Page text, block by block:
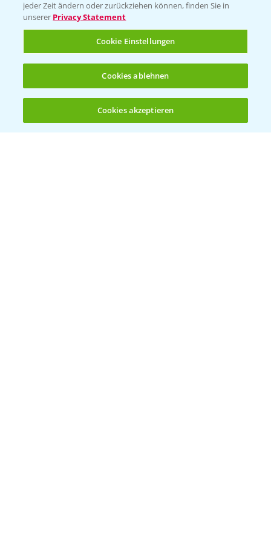
(noch 4)
Infos
LINKS
Apps
Wetter Aktuell
jeder Zeit ändern oder zurückziehen können, finden Sie in
unserer Privacy Statement
Cookie Einstellungen
Cookies ablehnen
Cookies akzeptieren